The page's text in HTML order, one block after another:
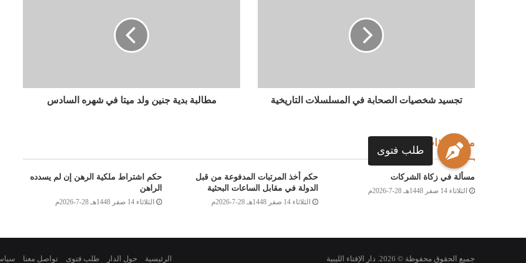
طلب فتوى
تجسيد شخصيات الصحابة في المسلسلات التاريخية مطالبة بدية جنين ولد ميتا في شهره السادس
مقالات ذات صلة
مسألة في زكاة الشركات
الثلاثاء 14 صفر 1448هـ 28-7-2026م
حكم أخذ المرتبات المدفوعة من قبل
الدولة في مقابل الساعات البحثية
الثلاثاء 14 صفر 1448هـ 28-7-2026م
حكم اشتراط ملكية الرهن إن لم يسدده
الراهن
الثلاثاء 14 صفر 1448هـ 28-7-2026م
جميع الحقوق محفوظة © 2026. دار الإفتاء الليبية الرئيسية حول الدار طلب فتوى تواصل معنا